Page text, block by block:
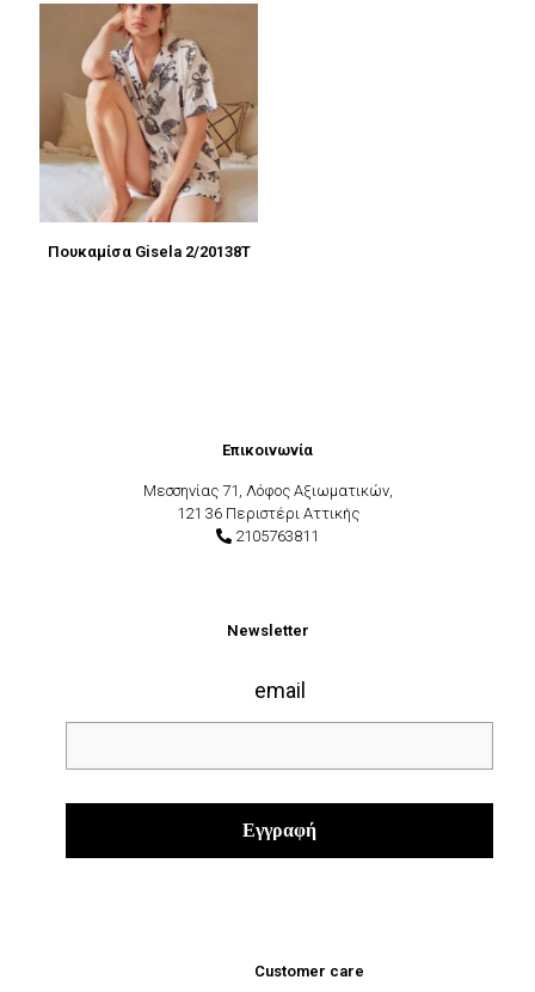
Πουκαμίσα Gisela 2/20138T
Επικοινωνία
Μεσσηνίας 71, Λόφος Αξιωματικών,
121 36 Περιστέρι Αττικής
2105763811
Newsletter
email
Customer care